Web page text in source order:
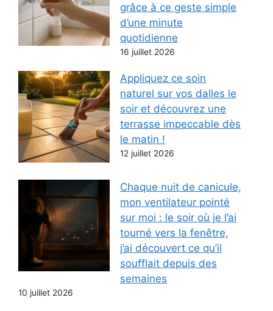
grâce à ce geste simple
d’une minute
quotidienne
16 juillet 2026
Appliquez ce soin
naturel sur vos dalles le
soir et découvrez une
terrasse impeccable dès
le matin !
12 juillet 2026
Chaque nuit de canicule,
mon ventilateur pointé
sur moi : le soir où je l’ai
tourné vers la fenêtre,
j’ai découvert ce qu’il
soufflait depuis des
semaines
10 juillet 2026